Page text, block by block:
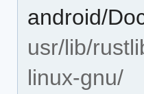
android/
usr/lib/
linux-gnu/